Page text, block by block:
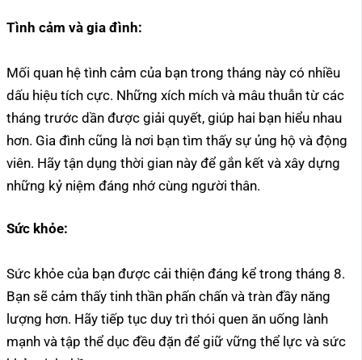
Tình cảm và gia đình:
Mối quan hệ tình cảm của bạn trong tháng này có nhiều
dấu hiệu tích cực. Những xích mích và mâu thuẫn từ các
tháng trước dần được giải quyết, giúp hai bạn hiểu nhau
hơn. Gia đình cũng là nơi bạn tìm thấy sự ủng hộ và động
viên. Hãy tận dụng thời gian này để gắn kết và xây dựng
những kỷ niệm đáng nhớ cùng người thân.
Sức khỏe:
Sức khỏe của bạn được cải thiện đáng kể trong tháng 8.
Bạn sẽ cảm thấy tinh thần phấn chấn và tràn đầy năng
lượng hơn. Hãy tiếp tục duy trì thói quen ăn uống lành
mạnh và tập thể dục đều đặn để giữ vững thể lực và sức